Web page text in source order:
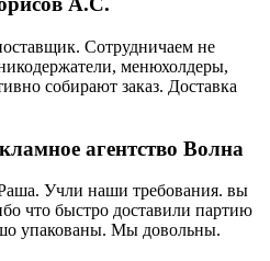
Сотрудничаем не
менюхолдеры,
собирают заказ. Доставка
агентство Волна
Учли наши требования. вы
что быстро доставили партию
упакованы. Мы довольны.